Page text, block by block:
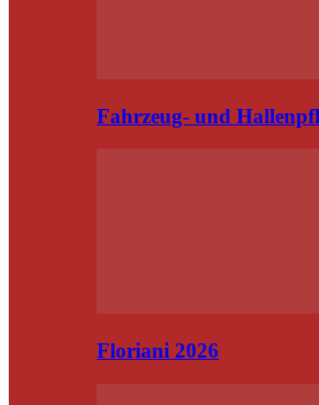
Fahrzeug- und
Floriani 2026